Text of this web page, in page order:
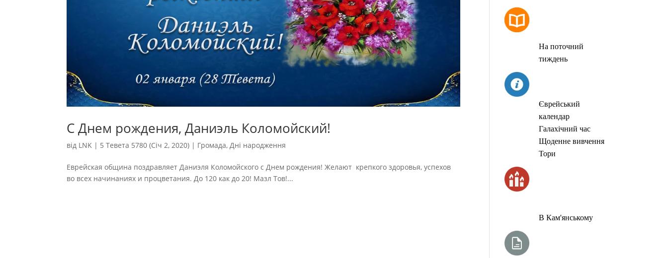
С Днем рождения, Даниэль Коломойский!
від LNK | 5 Тевета 5780 (Січ 2, 2020) | Громада,Дні народження
Еврейская община поздравляет Даниэля Коломойского с Днем рождения! Желают крепкого здоровья, успехов
во всех начинаниях и процветания. До 120 как до 20! Мазл Тов!...
На поточний
тиждень
Єврейський
календар
Галахічний час
Щоденне вивчення
Тори
В Кам'янському